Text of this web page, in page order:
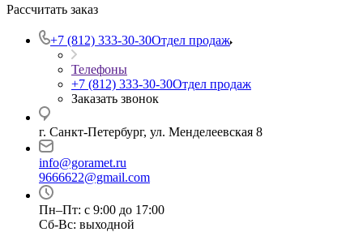
Рассчитать заказ
+7 (812) 333-30-30Отдел продаж
Телефоны
+7 (812) 333-30-30Отдел продаж
Заказать звонок
г. Санкт-Петербург, ул. Менделеевская 8
info@goramet.ru
9666622@gmail.com
Пн–Пт: с 9:00 до 17:00
Сб-Вс: выходной